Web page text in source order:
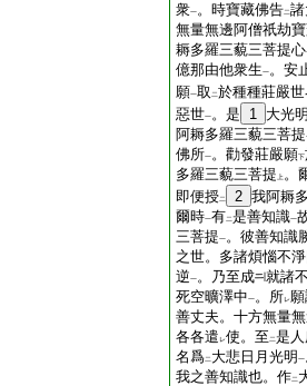
衆一。時寶藏佛告二
無量無邊阿僧祇劫
耨多羅三藐三菩提心
億那由他衆生一。安
願一取 二於種種莊嚴
惡世一。是 1 大光
阿耨多羅三藐三菩提
佛所一。勸發莊嚴願下
多羅三藐三菩提
上 。
即便授二 2 我阿耨
爾時一有二是善知識一
三菩提一。彼善知識
之世。多諸煩惱不
逆一。乃至成
就諸
死空曠澤中一。所レ
善丈夫。十方無量
各各遣 レ使。至 二是
名爲二 大悲日月光明 一
我之善知識也。作二